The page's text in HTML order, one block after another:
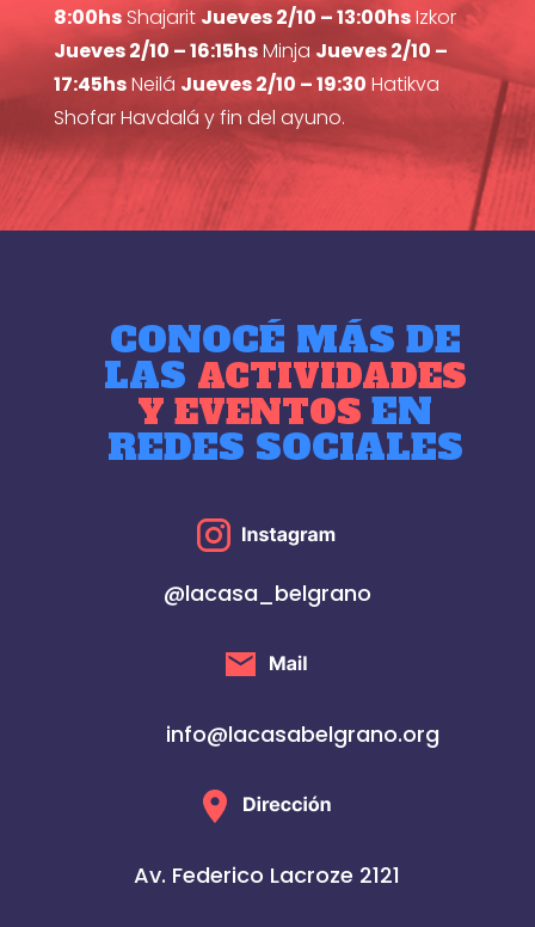
8:00hsShajarit Jueves 2/10 – 13:00hsIzkor
Jueves 2/10 – 16:15hsMinja Jueves 2/10 –
17:45hsNeilá Jueves 2/10 – 19:30 Hatikva
Shofar Havdalá y fin del ayuno.
CONOCÉ MÁS DE
LAS ACTIVIDADES
Y EVENTOSEN
REDES SOCIALES
@lacasa_belgrano
info@lacasabelgrano.org
Av. Federico Lacroze 2121